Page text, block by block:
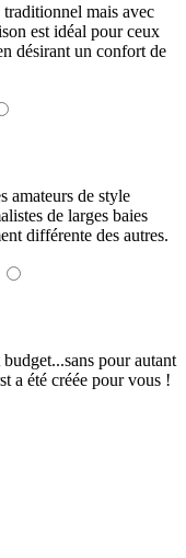
traditionnel mais avec
est idéal pour ceux
désirant un confort de
amateurs de style
de larges baies
différente des autres.
pour autant
a été créée pour vous !